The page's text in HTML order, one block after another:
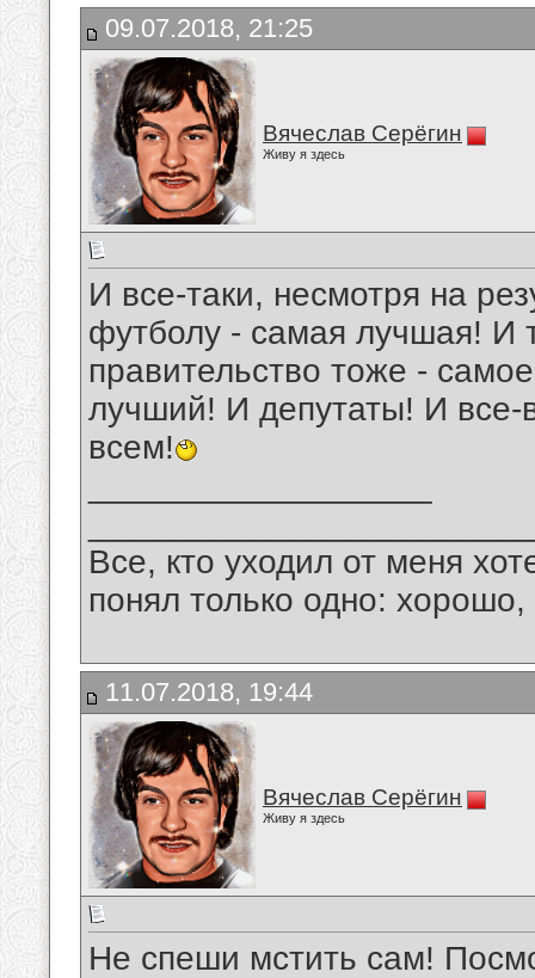
09.07.2018, 21:25
Вячеслав Серёгин
Живу я здесь
И все-таки, несмотря на
футболу - самая лучшая! И
правительство тоже -
лучший! И депутаты! И
всем!
Все, кто уходил от меня
понял только одно:
11.07.2018, 19:44
Вячеслав Серёгин
Живу я здесь
Не спеши мстить сам!